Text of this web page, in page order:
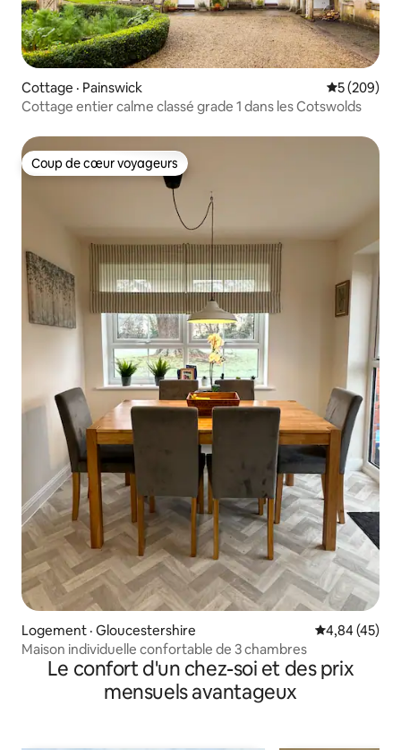
Cottage · Painswick Note
5 (209)
Cottage entier calme classé grade 1 dans les Cotswolds
Coup de cœur voyageurs
Coup de cœur voyageurs
Logement · Gloucestershire Note
4,84 (45)
Maison individuelle confortable de 3 chambres
Le confort d'un chez-soi et des prix
mensuels avantageux